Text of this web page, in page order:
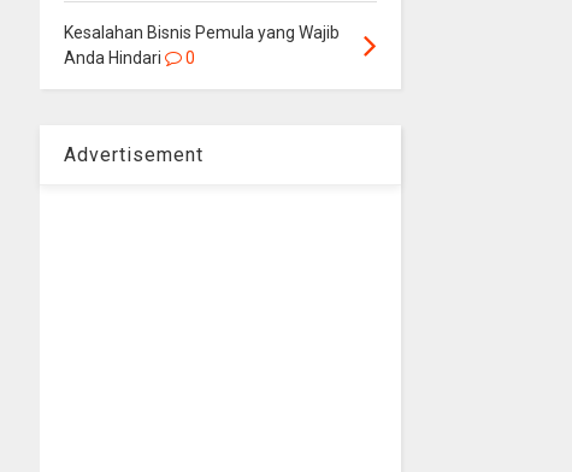
Kesalahan Bisnis Pemula yang Wajib
Anda Hindari
0
Advertisement